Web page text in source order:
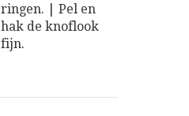
ringen. | Pel en
hak de knoflook
fijn.